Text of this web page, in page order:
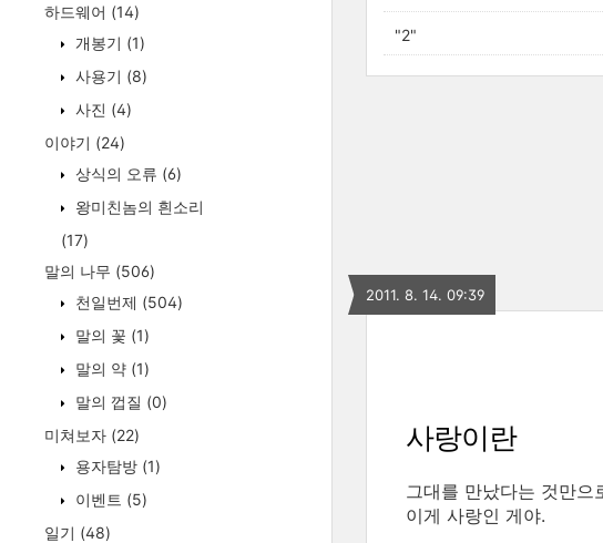
하드웨어 (14)
개봉기 (1)
사용기 (8)
사진 (4)
이야기 (24)
상식의 오류 (6)
왕미친놈의 흰소리
(17)
말의 나무 (506)
천일번제 (504)
말의 꽃 (1)
말의 약 (1)
말의 껍질 (0)
미쳐보자 (22)
용자탐방 (1)
이벤트 (5)
일기 (48)
"2"
2011. 8. 14. 09:39
사랑이란
그대를 만났다는 것만
이게 사랑인 게야.